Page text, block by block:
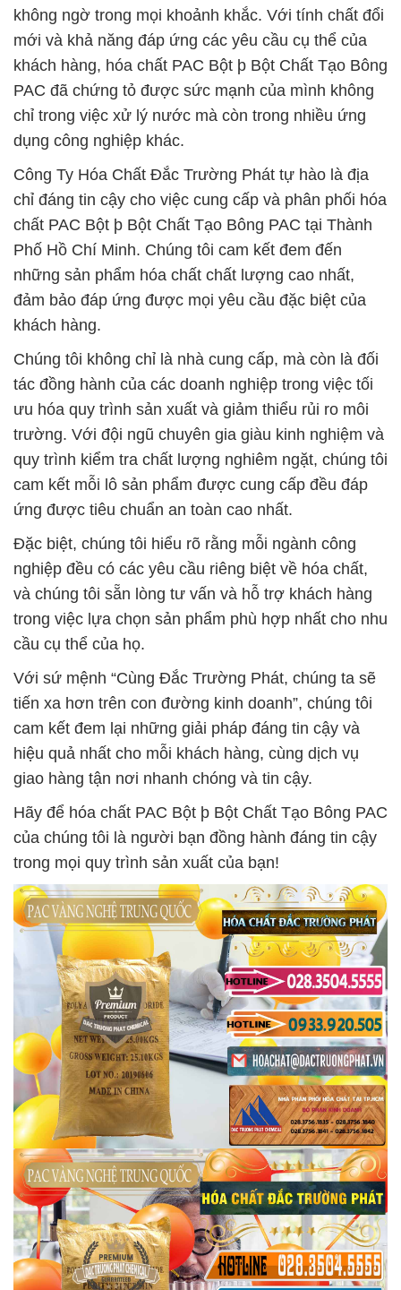
không ngờ trong mọi khoảnh khắc. Với tính chất đổi
mới và khả năng đáp ứng các yêu cầu cụ thể của
khách hàng, hóa chất PAC Bột þ Bột Chất Tạo Bông
PAC đã chứng tỏ được sức mạnh của mình không
chỉ trong việc xử lý nước mà còn trong nhiều ứng
dụng công nghiệp khác.
Công Ty Hóa Chất Đắc Trường Phát tự hào là địa
chỉ đáng tin cậy cho việc cung cấp và phân phối hóa
chất PAC Bột þ Bột Chất Tạo Bông PAC tại Thành
Phố Hồ Chí Minh. Chúng tôi cam kết đem đến
những sản phẩm hóa chất chất lượng cao nhất,
đảm bảo đáp ứng được mọi yêu cầu đặc biệt của
khách hàng.
Chúng tôi không chỉ là nhà cung cấp, mà còn là đối
tác đồng hành của các doanh nghiệp trong việc tối
ưu hóa quy trình sản xuất và giảm thiểu rủi ro môi
trường. Với đội ngũ chuyên gia giàu kinh nghiệm và
quy trình kiểm tra chất lượng nghiêm ngặt, chúng tôi
cam kết mỗi lô sản phẩm được cung cấp đều đáp
ứng được tiêu chuẩn an toàn cao nhất.
Đặc biệt, chúng tôi hiểu rõ rằng mỗi ngành công
nghiệp đều có các yêu cầu riêng biệt về hóa chất,
và chúng tôi sẵn lòng tư vấn và hỗ trợ khách hàng
trong việc lựa chọn sản phẩm phù hợp nhất cho nhu
cầu cụ thể của họ.
Với sứ mệnh “Cùng Đắc Trường Phát, chúng ta sẽ
tiến xa hơn trên con đường kinh doanh”, chúng tôi
cam kết đem lại những giải pháp đáng tin cậy và
hiệu quả nhất cho mỗi khách hàng, cùng dịch vụ
giao hàng tận nơi nhanh chóng và tin cậy.
Hãy để hóa chất PAC Bột þ Bột Chất Tạo Bông PAC
của chúng tôi là người bạn đồng hành đáng tin cậy
trong mọi quy trình sản xuất của bạn!